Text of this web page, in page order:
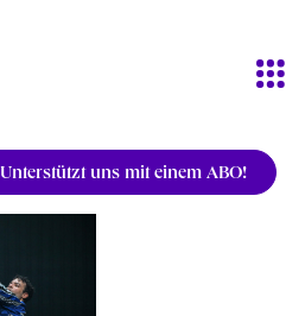
Unterstützt uns mit einem ABO!